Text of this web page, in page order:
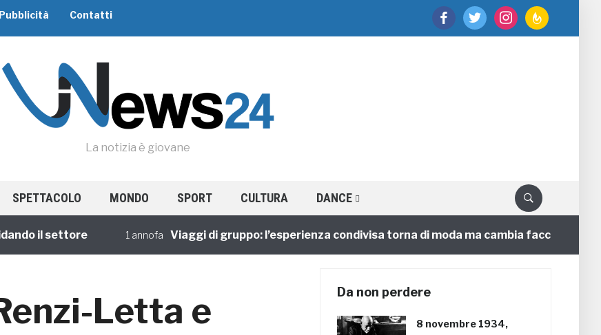
facebooktwitter instagramfeedburner
Pubblicità Contatti
La notizia è giovane
SPETTACOLO MONDO SPORT CULTURA DANCE
il settore 1 annofa Viaggi di gruppo: l’esperienza condivisa torna di moda ma cambia faccia
Letta e
Da non perdere
8 novembre 1934,